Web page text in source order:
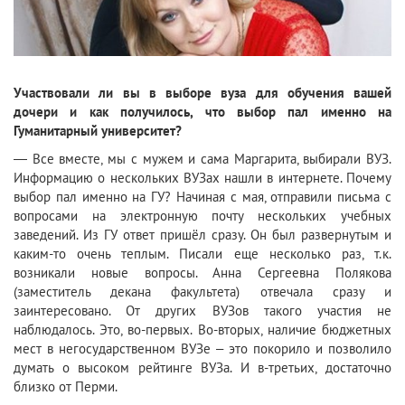
Участвовали ли вы в выборе вуза для обучения вашей
дочери и как получилось, что выбор пал именно на
Гуманитарный университет?
— Все вместе, мы с мужем и сама Маргарита, выбирали ВУЗ.
Информацию о нескольких ВУЗах нашли в интернете. Почему
выбор пал именно на ГУ? Начиная с мая, отправили письма с
вопросами на электронную почту нескольких учебных
заведений. Из ГУ ответ пришёл сразу. Он был развернутым и
каким-то очень теплым. Писали еще несколько раз, т.к.
возникали новые вопросы. Анна Сергеевна Полякова
(заместитель декана факультета) отвечала сразу и
заинтересовано. От других ВУЗов такого участия не
наблюдалось. Это, во-первых. Во-вторых, наличие бюджетных
мест в негосударственном ВУЗе – это покорило и позволило
думать о высоком рейтинге ВУЗа. И в-третьих, достаточно
близко от Перми.